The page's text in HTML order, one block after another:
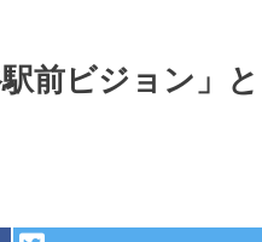
前ビジョン」